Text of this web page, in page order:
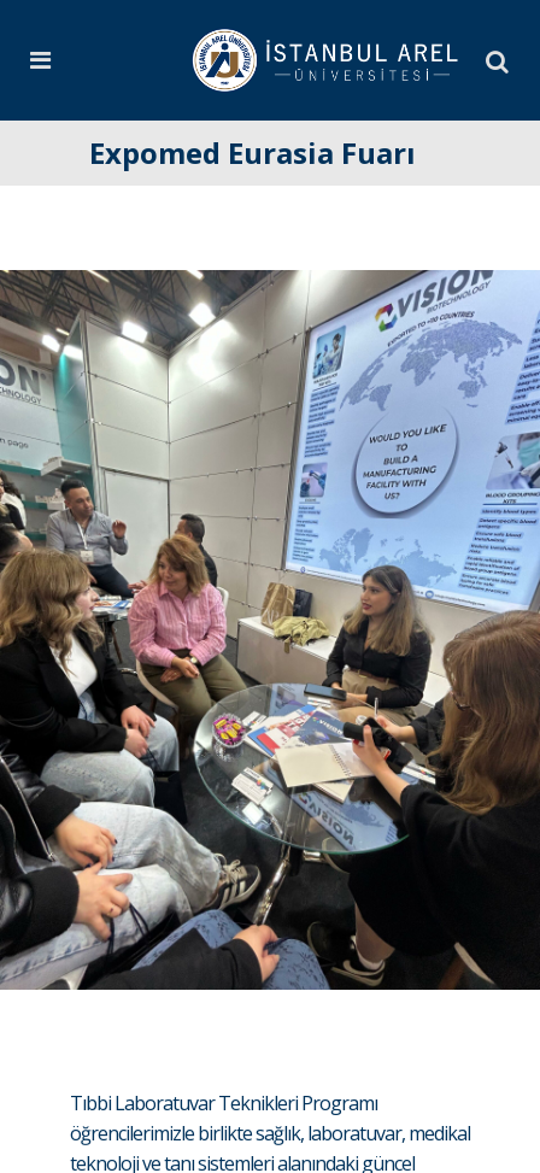
Expomed Eurasia Fuarı
Tıbbi Laboratuvar Teknikleri Programı
öğrencilerimizle birlikte sağlık, laboratuvar, medikal
teknoloji ve tanı sistemleri alanındaki güncel